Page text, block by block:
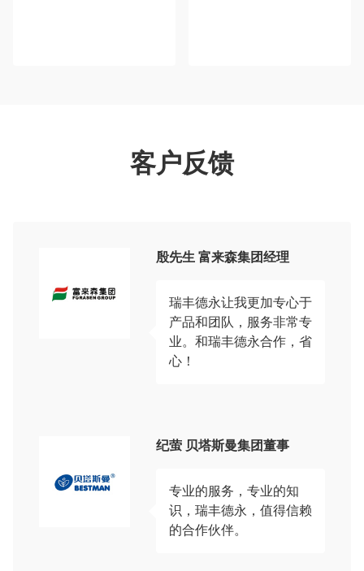
客户反馈
殷先生 富来森集团经理
瑞丰德永让我更加专心于
产品和团队，服务非常专
业。和瑞丰德永合作，省
心！
纪萤 贝塔斯曼集团董事
专业的服务，专业的知
识，瑞丰德永，值得信赖
的合作伙伴。